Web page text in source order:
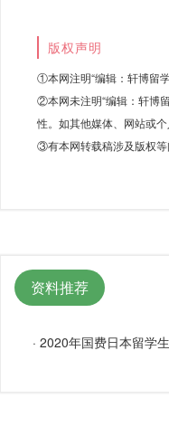
版权声明
①本网注明“编辑：轩博留
②本网未注明“编辑：轩博
性。如其他媒体、网站或
③有本网转载稿涉及版权等
资料推荐
· 2020年国费日本留学